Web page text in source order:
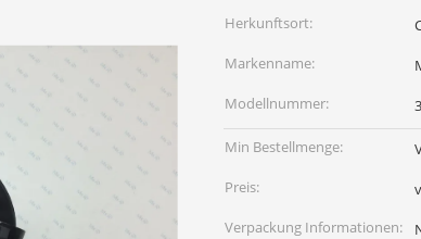
Herkunftsort:
Markenname:
Modellnummer:
Min Bestellmenge:
Preis:
Verpackung Informationen: